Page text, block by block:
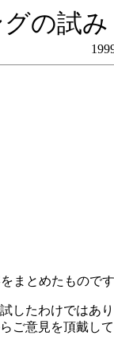
の試み
まとめたものです
したわけではあ
ご意見を頂戴し